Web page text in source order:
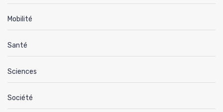
Mobilité
Santé
Sciences
Société